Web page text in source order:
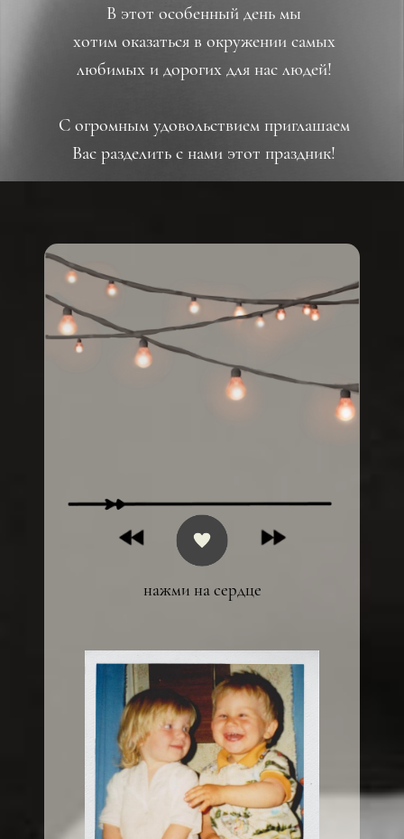
В этот особенный день мы
хотим оказаться в окружении самых
любимых и дорогих для нас людей!
С огромным удовольствием приглашаем
Вас разделить с нами этот праздник!
нажми на сердце